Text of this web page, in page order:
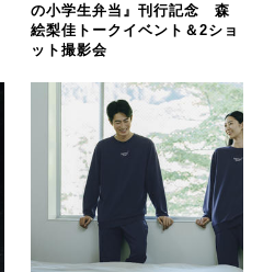
の小学生弁当』刊行記念 森
絵梨佳トークイベント＆2ショ
ット撮影会